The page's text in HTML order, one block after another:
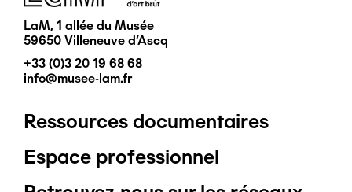
LaM, 1 allée du Musée
59650 Villeneuve d'Ascq
+33 (0)3 20 19 68 68
info@musee-lam.fr
Pied
de
Ressources documentaires
Espace professionnel